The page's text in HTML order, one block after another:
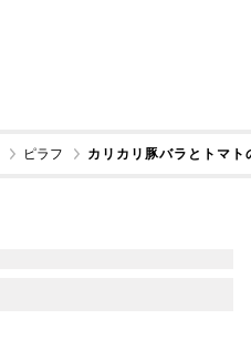
ピラフ カリカリ豚バラとトマト